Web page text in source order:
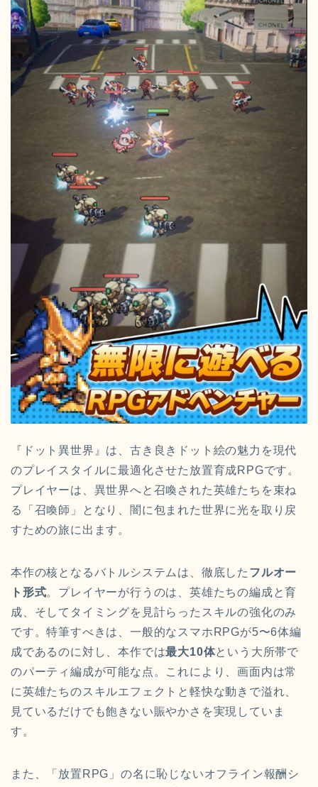
『ドット異世界』は、古き良きドット絵の魅力を現代
のプレイスタイルに最適化させた放置育成RPGです。
プレイヤーは、異世界へと召喚された英雄たちを束ね
る「召喚師」となり、闇に包まれた世界に光を取り戻
すための旅に出ます。
本作の核となるバトルシステムは、徹底した フルオー
ト形式。プレイヤーが行うのは、英雄たちの編成と育
成、そしてタイミングを見計らったスキルの強化のみ
です。特筆すべきは、一般的なスマホRPGが5〜6体編
成であるのに対し、本作では最大10体という大所帯で
のパーティ編成が可能な点。これにより、画面内は常
に英雄たちのスキルエフェクトと軽快な動きで溢れ、
見ているだけでも飽きない賑やかさを実現していま
す。
また、「放置RPG」の名に恥じないオフライン報酬シ